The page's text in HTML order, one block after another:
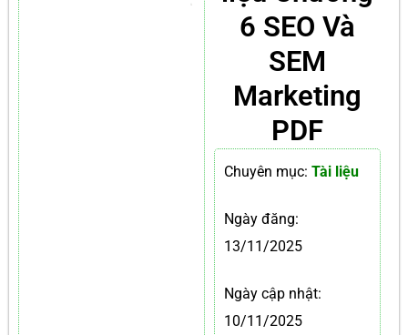
6 SEO Và
SEM
Marketing
PDF
Chuyên mục: Tài liệu
Ngày đăng:
13/11/2025
Ngày cập nhật:
10/11/2025